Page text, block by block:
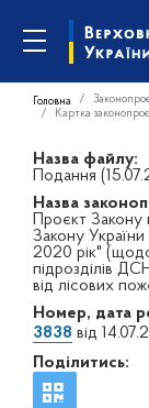
Головна
Картка
Назва файлу:
Подання
Назва
Проєкт
Закону
2020 рік"
підрозділів
від лісових
Номер, дата
3838 від
Поділитись: